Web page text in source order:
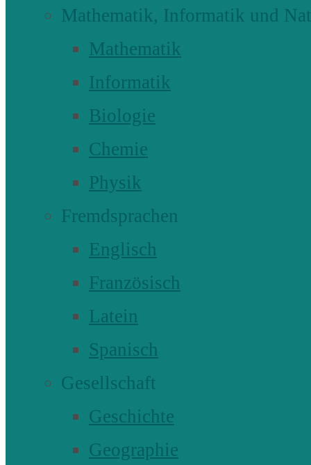
Mathematik, Informatik und
Mathematik
Informatik
Biologie
Chemie
Physik
Fremdsprachen
Englisch
Französisch
Latein
Spanisch
Gesellschaft
Geschichte
Geographie